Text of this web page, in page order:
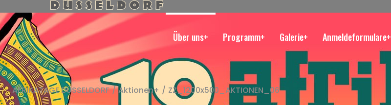
Über uns+ Programm+ Galerie+ Anmeldeformulare+
AFRIKATAGE DÜSSELDORF / Aktionen+ / ZZ_1200x500_AKTIONEN_06